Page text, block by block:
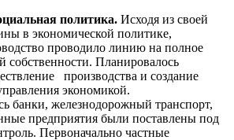
политика. Исходя из своей
в экономической политике,
проводило линию на полное
собственности. Планировалось
производства и создание
экономикой.
банки, железнодорожный транспорт,
предприятия были поставлены под
Первоначально частные